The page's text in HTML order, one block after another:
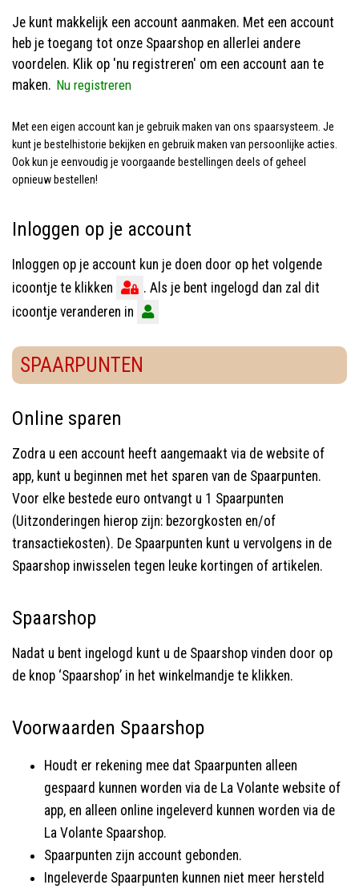
Je kunt makkelijk een account aanmaken. Met een account
heb je toegang tot onze Spaarshop en allerlei andere
voordelen. Klik op 'nu registreren' om een account aan te
maken. Nu registreren
Met een eigen account kan je gebruik maken van ons spaarsysteem. Je
kunt je bestelhistorie bekijken en gebruik maken van persoonlijke acties.
Ook kun je eenvoudig je voorgaande bestellingen deels of geheel
opnieuw bestellen!
Inloggen op je account
Inloggen op je account kun je doen door op het volgende
icoontje te klikken
. Als je bent ingelogd dan zal dit
icoontje veranderen in
SPAARPUNTEN
Online sparen
Zodra u een account heeft aangemaakt via de website of
app, kunt u beginnen met het sparen van de Spaarpunten.
Voor elke bestede euro ontvangt u 1 Spaarpunten
(Uitzonderingen hierop zijn: bezorgkosten en/of
transactiekosten). De Spaarpunten kunt u vervolgens in de
Spaarshop inwisselen tegen leuke kortingen of artikelen.
Spaarshop
Nadat u bent ingelogd kunt u de Spaarshop vinden door op
de knop ‘Spaarshop’ in het winkelmandje te klikken.
Voorwaarden Spaarshop
Houdt er rekening mee dat Spaarpunten alleen
gespaard kunnen worden via de La Volante website of
app, en alleen online ingeleverd kunnen worden via de
La Volante Spaarshop.
Spaarpunten zijn account gebonden.
Ingeleverde Spaarpunten kunnen niet meer hersteld